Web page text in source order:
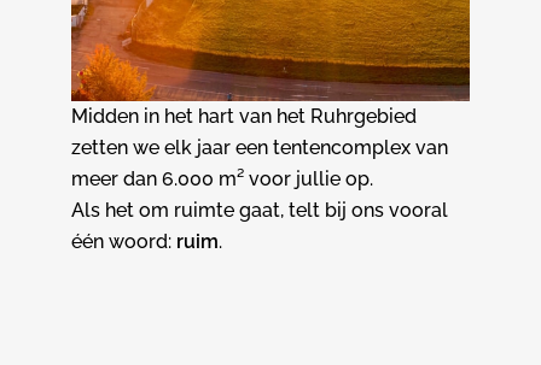
Midden in het hart van het Ruhrgebied
zetten we elk jaar een tentencomplex van
meer dan 6.000 m² voor jullie op.
Als het om ruimte gaat, telt bij ons vooral
één woord: ruim.